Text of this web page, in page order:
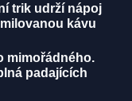
trik udrží nápoj
kávu
mimořádného.
padajících